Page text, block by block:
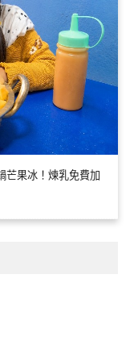
芒果冰！煉乳免費加